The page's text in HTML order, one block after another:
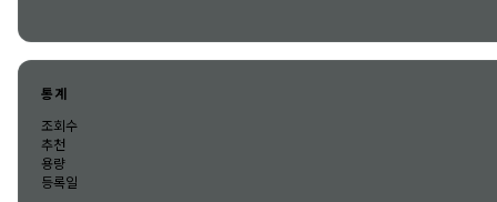
통계
조회수
추천
용량
등록일